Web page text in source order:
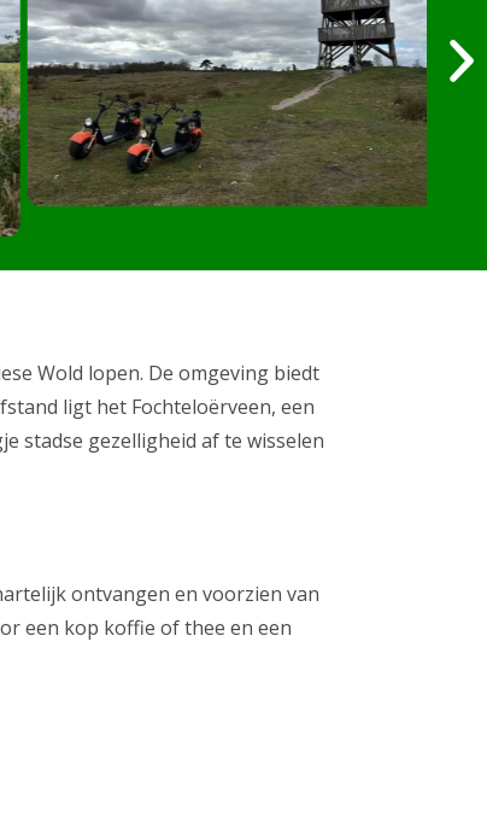
Wold lopen. De omgeving biedt
ligt het Fochteloërveen, een
stadse gezelligheid af te wisselen
ontvangen en voorzien van
een kop koffie of thee en een